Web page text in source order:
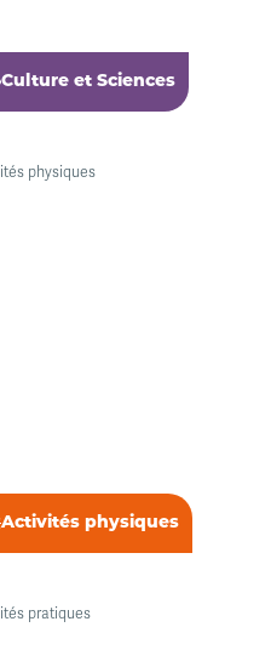
Culture et Sciences
Activités physiques